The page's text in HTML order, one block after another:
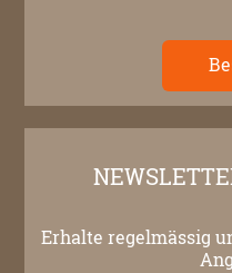
Erhalte regelmässig